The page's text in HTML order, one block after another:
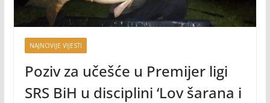
NAJNOVIJE VIJESTI
Poziv za učešće u Premijer ligi
SRS BiH u disciplini ‘Lov šarana i